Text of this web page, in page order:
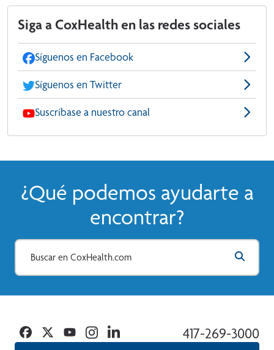
Siga a CoxHealth en las redes sociales
Síguenos en Facebook
Síguenos en Twitter
Suscríbase a nuestro canal
¿Qué podemos ayudarte a
encontrar?
417-269-3000
Facebook
TwitterYouTubeInstagramLinkedin